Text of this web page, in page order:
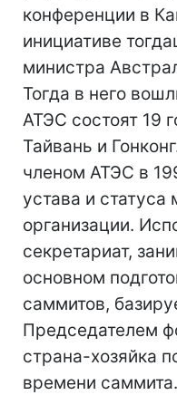
конференции в
инициативе
министра
Тогда в него
АТЭС состоят 19
Тайвань и
членом АТЭС в
устава и
организации.
секретариат,
основном
саммитов,
Председателем
страна-хозяйка
времени